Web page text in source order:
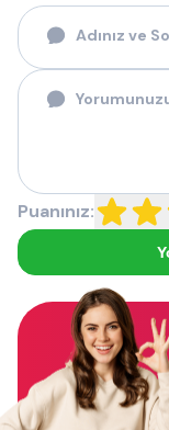
Puanınız: